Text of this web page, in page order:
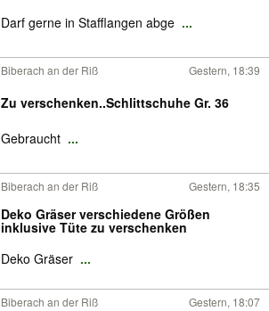
Darf gerne in Stafflangen abge ...
Biberach an der Riß Gestern, 18:39
Zu verschenken..Schlittschuhe Gr. 36
Gebraucht ...
Biberach an der Riß Gestern, 18:35
Deko Gräser verschiedene Größen
inklusive Tüte zu verschenken
Deko Gräser ...
Biberach an der Riß Gestern, 18:07